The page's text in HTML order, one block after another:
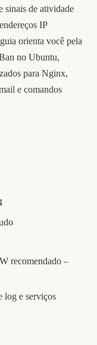
sinais de atividade
IP
orienta você pela
no Ubuntu,
para Nginx,
e comandos
recomendado –
log e serviços